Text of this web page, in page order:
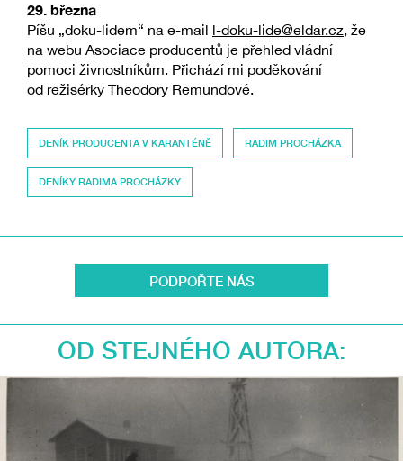
29. března
Píšu „doku-lidem“ na e-mail l-doku-lide@eldar.cz, že
na webu Asociace producentů je přehled vládní
pomoci živnostníkům. Přichází mi poděkování
od režisérky Theodory Remundové.
DENÍK PRODUCENTA V KARANTÉNĚ RADIM PROCHÁZKA
DENÍKY RADIMA PROCHÁZKY
PODPOŘTE NÁS
OD STEJNÉHO AUTORA: